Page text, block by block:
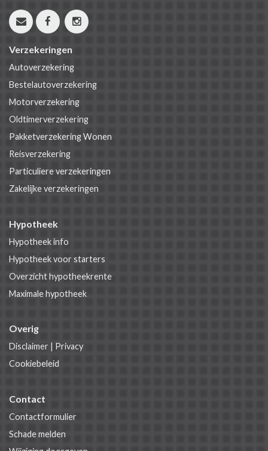
Verzekeringen
Autoverzekering
Bestelautoverzekering
Motorverzekering
Oldtimerverzekering
Pakketverzekering Wonen
Reisverzekering
Particuliere verzekeringen
Zakelijke verzekeringen
Hypotheek
Hypotheek info
Hypotheek voor starters
Overzicht hypotheekrente
Maximale hypotheek
Overig
Disclaimer | Privacy
Cookiebeleid
Contact
Contactformulier
Schade melden